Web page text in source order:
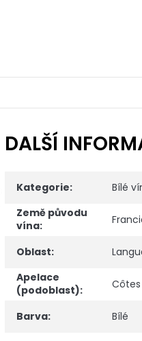
DALŠÍ
Kategorie:
Bílé
Země původu
vína:
Oblast:
Apelace
(podoblast): Côtes
Barva: Bílé